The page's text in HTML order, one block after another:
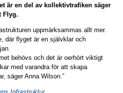
är en del av kollektivtrafiken säger
Flyg.
uppmärksammas allt mer.
där flyget är en självklar och
behövs och det är oerhört viktigt
med varandra för att skapa
säger Anna Wilson.”